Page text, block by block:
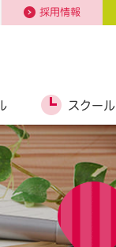
採用情報
スクール